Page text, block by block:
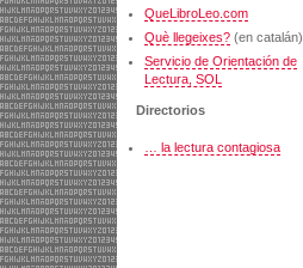
QueLibroLeo.com
Què llegeixes?(en catalán)
Servicio de Orientación de
Lectura, SOL
Directorios
… la lectura contagiosa